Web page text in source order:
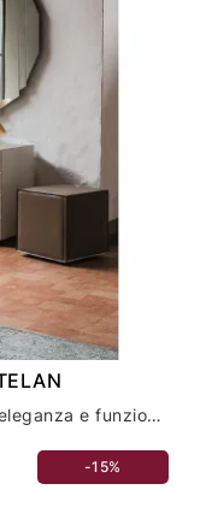
Scopri il comò Dyno di Cattelan: eleganza e funzionalità per l'arredamento della tua casa
-15%